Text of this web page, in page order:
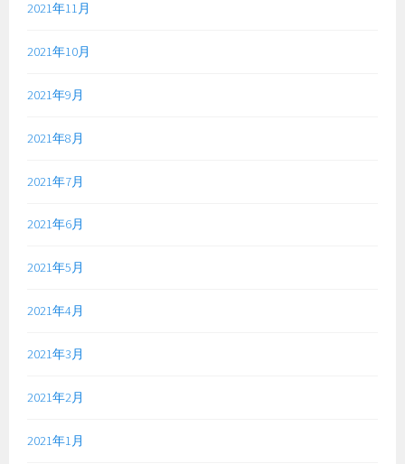
2021年11月
2021年10月
2021年9月
2021年8月
2021年7月
2021年6月
2021年5月
2021年4月
2021年3月
2021年2月
2021年1月